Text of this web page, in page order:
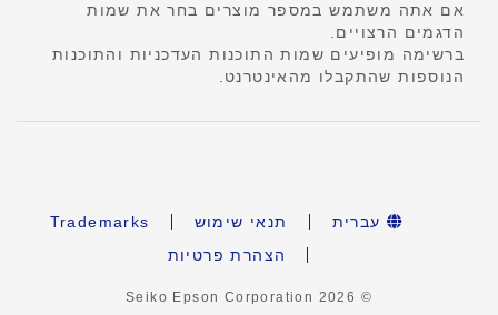
אם אתה משתמש במספר מוצרים בחר את שמות
הדגמים הרצויים.
ברשימה מופיעים שמות התוכנות העדכניות והתוכנות
הנוספות שהתקבלו מהאינטרנט.
עברית תנאי שימוש
Trademarks
הצהרת פרטיות
© Seiko Epson Corporation
2026